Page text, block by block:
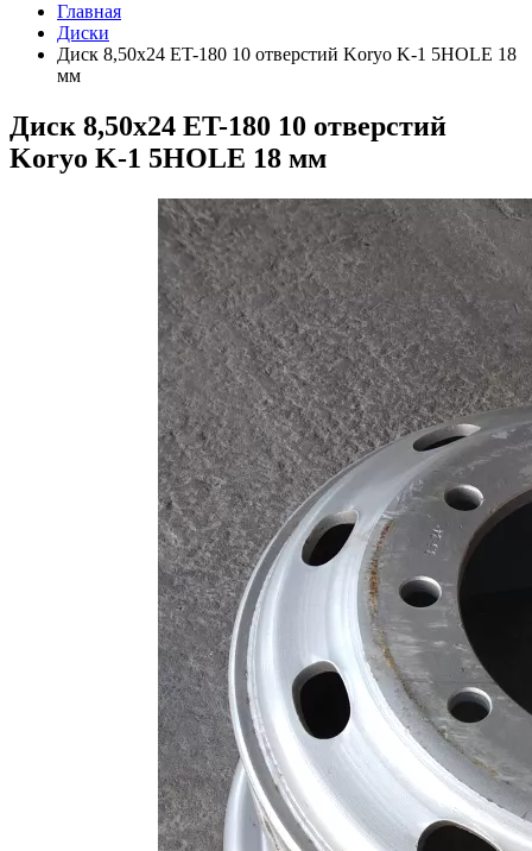
Главная
Диски
Диск 8,50х24 ET-180 10 отверстий Koryo K-1 5HOLE 18
мм
Диск 8,50х24 ET-180 10 отверстий
Koryo K-1 5HOLE 18 мм